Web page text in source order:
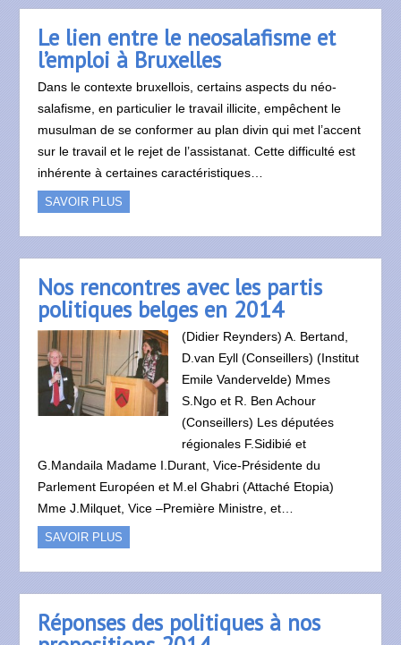
Le lien entre le neosalafisme et
l’emploi à Bruxelles
Dans le contexte bruxellois, certains aspects du néo-
salafisme, en particulier le travail illicite, empêchent le
musulman de se conformer au plan divin qui met l’accent
sur le travail et le rejet de l’assistanat. Cette difficulté est
inhérente à certaines caractéristiques…
SAVOIR PLUS
Nos rencontres avec les partis
politiques belges en 2014
(Didier Reynders) A. Bertand,
D.van Eyll (Conseillers) (Institut
Emile Vandervelde) Mmes
S.Ngo et R. Ben Achour
(Conseillers) Les députées
régionales F.Sidibié et
G.Mandaila Madame I.Durant, Vice-Présidente du
Parlement Européen et M.el Ghabri (Attaché Etopia)
Mme J.Milquet, Vice –Première Ministre, et…
SAVOIR PLUS
Réponses des politiques à nos